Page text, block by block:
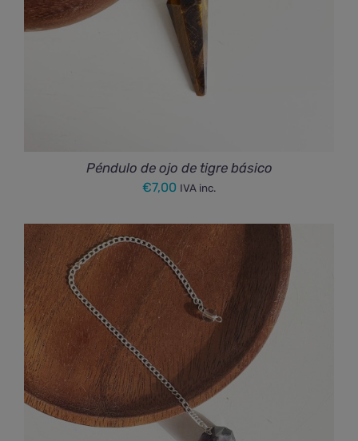
Péndulo de ojo de tigre básico
€7,00 IVA inc.